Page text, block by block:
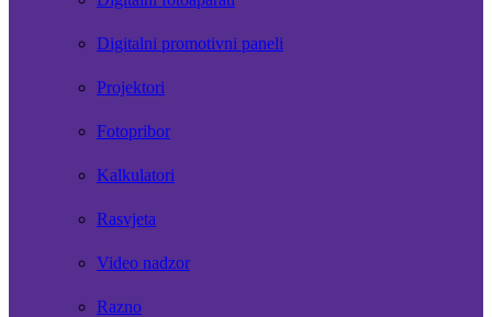
Digitalni promotivni paneli
Projektori
Fotopribor
Kalkulatori
Rasvjeta
Video nadzor
Razno